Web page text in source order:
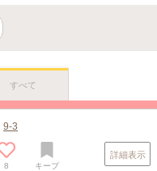
すべて
9-3
8 キープ
詳細表示